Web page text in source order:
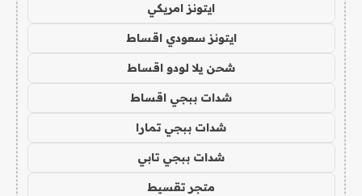
ايتونز امريكي
ايتونز سعودي اقساط
شحن يلا لودو اقساط
شدات ببجي اقساط
شدات ببجي تمارا
شدات ببجي تابي
متجر تقسيط